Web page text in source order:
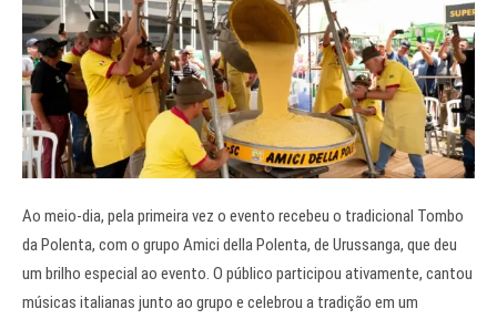
Ao meio-dia, pela primeira vez o evento recebeu o tradicional Tombo
da Polenta, com o grupo Amici della Polenta, de Urussanga, que deu
um brilho especial ao evento. O público participou ativamente, cantou
músicas italianas junto ao grupo e celebrou a tradição em um